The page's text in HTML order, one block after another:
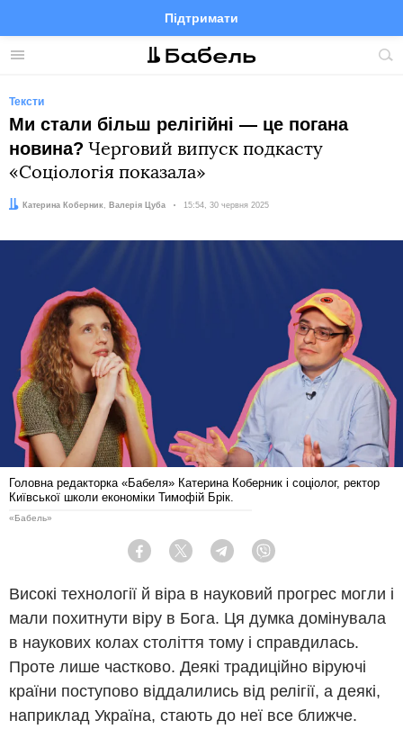
Меню
Підтримати
FacebookTelegramTwitter
Тексти
Ми стали більш релігійні — це погана
новина? Черговий випуск подкасту
«Соціологія показала»
Автори:
Катерина Коберник, Валерія Цуба Дата:
15:54, 30 червня 2025
Головна редакторка «Бабеля» Катерина Коберник і соціолог, ректор
Київської школи економіки Тимофій Брік.
«Бабель»
Facebook Twitter Telegram
Високі технології й віра в науковий прогрес могли і
мали похитнути віру в Бога. Ця думка домінувала
в наукових колах століття тому і справдилась.
Проте лише частково. Деякі традиційно віруючі
країни поступово віддалились від релігії, а деякі,
наприклад Україна, стають до неї все ближче.